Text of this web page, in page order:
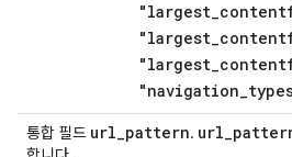
통합 필드 url_pattern. url_